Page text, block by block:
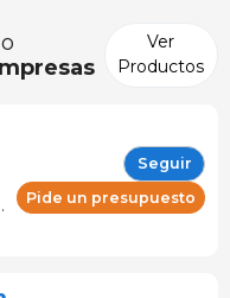
Ver
Productos
Seguir
Pide un presupuesto